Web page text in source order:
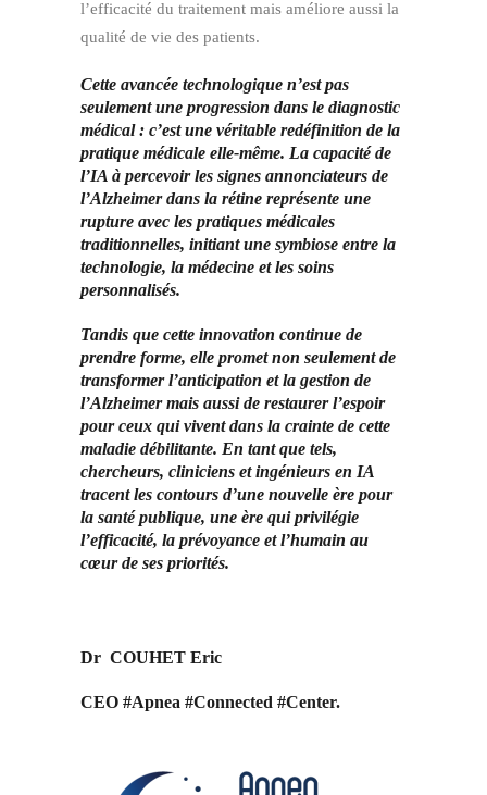
l’efficacité du traitement mais améliore aussi la
qualité de vie des patients.
Cette avancée technologique n’est pas
seulement une progression dans le diagnostic
médical : c’est une véritable redéfinition de la
pratique médicale elle-même. La capacité de
l’IA à percevoir les signes annonciateurs de
l’Alzheimer dans la rétine représente une
rupture avec les pratiques médicales
traditionnelles, initiant une symbiose entre la
technologie, la médecine et les soins
personnalisés.
Tandis que cette innovation continue de
prendre forme, elle promet non seulement de
transformer l’anticipation et la gestion de
l’Alzheimer mais aussi de restaurer l’espoir
pour ceux qui vivent dans la crainte de cette
maladie débilitante. En tant que tels,
chercheurs, cliniciens et ingénieurs en IA
tracent les contours d’une nouvelle ère pour
la santé publique, une ère qui privilégie
l’efficacité, la prévoyance et l’humain au
cœur de ses priorités.
Dr COUHET Eric
CEO #Apnea #Connected #Center.